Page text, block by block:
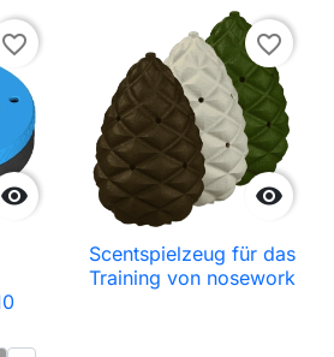

favorite_border

favorite_border
Scentspielzeug für das
Training von nosework